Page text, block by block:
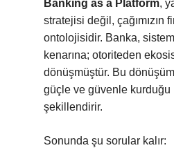
Banking as a Platform,
stratejisi değil, çağımızın
ontolojisidir. Banka,
kenarına; otoriteden
dönüşmüştür. Bu
güçle ve güvenle
şekillendirir.
Sonunda şu sorular kalır: